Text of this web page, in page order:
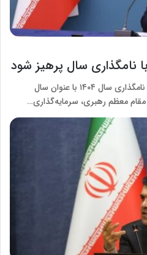
نامگذاری سال پرهیز شود
معاون اول رئیس‌جمهور با اشاره به نامگذاری سال ۱۴۰۴ با عنوان سال
معظم رهبری، سرمایه‌گذاری…